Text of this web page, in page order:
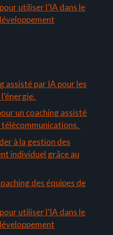
utiliser l’IA dans le
assisté par IA pour les
un coaching assisté
télécommunications.
à la gestion des
individuel grâce au
des équipes de
utiliser l’IA dans le